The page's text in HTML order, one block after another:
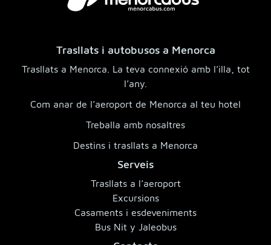
Trasllats i autobusos a Menorca
Trasllats a Menorca. La teva connexió amb l’illa, tot
l’any.
Com anar de l’aeroport de Menorca al teu hotel
Treballa amb nosaltres
Destins i trasllats a Menorca
Serveis
Trasllats a l’aeroport
Excursions
Casaments i esdeveniments
Bus Nit y Jaleobus